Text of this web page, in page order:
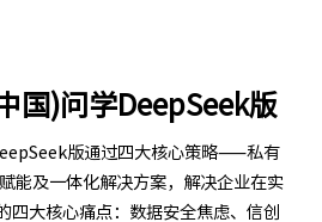
国)问学DeepSeek版
版通过四大核心策略——私有
能及一体化解决方案，解决企业在实
四大核心痛点：数据安全焦虑、信创